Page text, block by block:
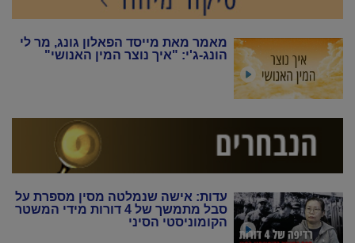
מאמר מאת מייסד הפאלון גונג, מר לי
הונג-ג'י: "איך נוצר המין האנושי"
עדות: אישה שנמלטה מסין מספרת על
סבל מתמשך של 4 דורות מידי המשטר
הקומוניסטי הסיני